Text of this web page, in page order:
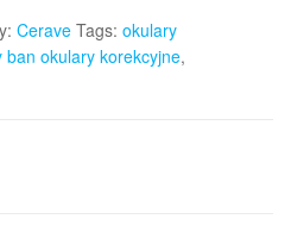
Cerave Tags: okulary
ban okulary korekcyjne,